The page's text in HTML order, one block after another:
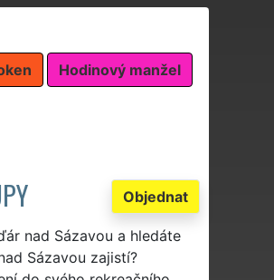
Hodinový manžel
Objednat
nad Sázavou a hledáte
Sázavou zajistí?